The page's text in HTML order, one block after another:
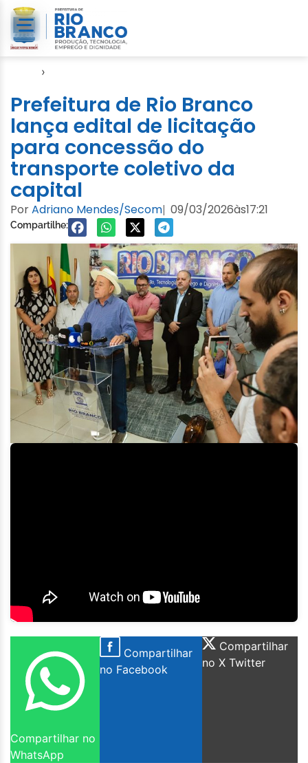
›
Prefeitura de Rio Branco
lança edital de licitação
para concessão do
transporte coletivo da
capital
PorAdriano Mendes/Secom| 09/03/2026às17:21
Compartilhe:
Compartilhar no
WhatsApp
Compartilhar
no Facebook
Compartilhar
no X Twitter